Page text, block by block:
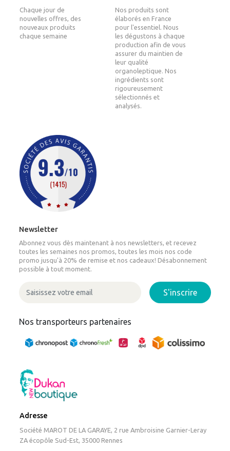
Chaque jour de
nouvelles offres, des
nouveaux produits
chaque semaine
Nos produits sont
élaborés en France
pour l'essentiel. Nous
les dégustons à chaque
production afin de vous
assurer du maintien de
leur qualité
organoleptique. Nos
ingrédients sont
rigoureusement
sélectionnés et
analysés.
Newsletter
Abonnez vous dès maintenant à nos newsletters, et recevez
toutes les semaines nos promos, toutes les mois nos code
promo jusqu'à 20% de remise et nos cadeaux! Désabonnement
possible à tout moment.
S'inscrire
Nos transporteurs partenaires
Adresse
Société MAROT DE LA GARAYE, 2 rue Ambroisine Garnier-Leray
ZA écopôle Sud-Est, 35000 Rennes